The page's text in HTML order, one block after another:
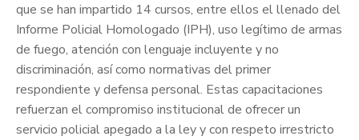
que se han impartido 14 cursos, entre ellos el llenado del
Informe Policial Homologado (IPH), uso legítimo de armas
de fuego, atención con lenguaje incluyente y no
discriminación, así como normativas del primer
respondiente y defensa personal. Estas capacitaciones
refuerzan el compromiso institucional de ofrecer un
servicio policial apegado a la ley y con respeto irrestricto